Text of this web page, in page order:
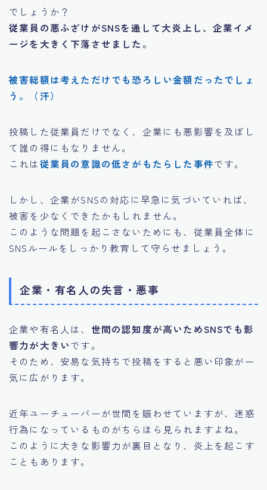
でしょうか？
従業員の悪ふざけがSNSを通して大炎上し、企業イメ
ージを大きく下落させました。
被害総額は考えただけでも恐ろしい金額だったでしょ
う。（汗）
投稿した従業員だけでなく、企業にも悪影響を及ぼし
て誰の得にもなりません。
これは従業員の意識の低さがもたらした事件です。
しかし、企業がSNSの対応に早急に気づいていれば、
被害を少なくできたかもしれません。
このような問題を起こさないためにも、従業員全体に
SNSルールをしっかり教育して守らせましょう。
企業・有名人の失言・悪事
企業や有名人は、 世間の認知度が高いためSNSでも影
響力が大きいです。
そのため、安易な気持ちで投稿をすると悪い印象が一
気に広がります。
近年ユーチューバーが世間を賑わせていますが、迷惑
行為になっているものがちらほら見られますよね。
このように大きな影響力が裏目となり、炎上を起こす
こともあります。